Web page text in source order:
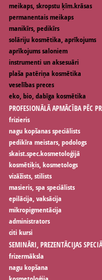
meikaps, skropstu ķīm.krāsas
permanentais meikaps
manikīrs, pedikīrs
solāriju kosmētika, aprīkojums
aprīkojums saloniem
instrumenti un aksesuāri
plaša patēriņa kosmētika
veselības preces
eko, bio, dabīga kosmētika
PROFESIONĀLĀ APMĀCĪBA PĒC
frizieris
nagu kopšanas speciālists
pedikīra meistars, podologs
skaist.spec.kosmetoloģijā
kosmētiķis, kosmetologs
vizāžists, stilists
masieris, spa speciālists
epilācija, vaksācija
mikropigmentācija
administrators
citi kursi
SEMINĀRI, PREZENTĀCIJAS
frizermāksla
nagu kopšana